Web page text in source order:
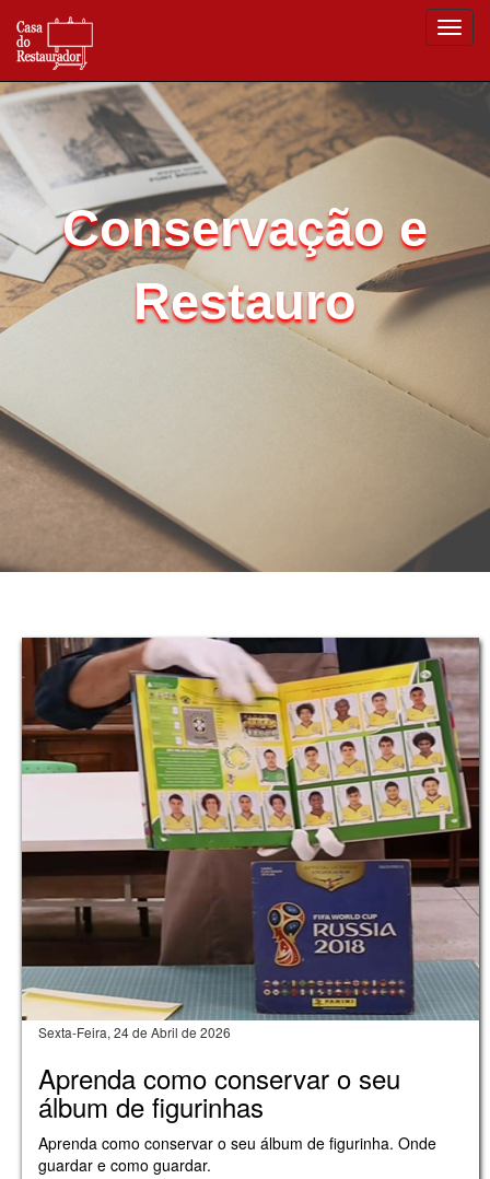
Conservação e
Restauro
Sexta-Feira, 24 de Abril de 2026
Aprenda como conservar o seu
álbum de figurinhas
Aprenda como conservar o seu álbum de figurinha. Onde
guardar e como guardar.